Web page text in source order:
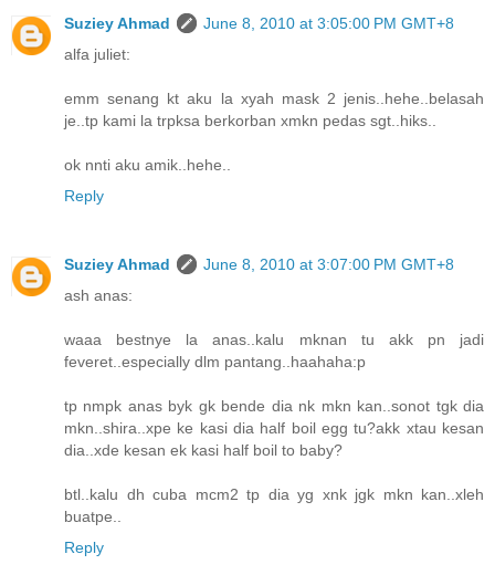
Suziey Ahmad
June 8, 2010 at 3:05:00 PM GMT+8
alfa juliet:
emm senang kt aku la xyah mask 2 jenis..hehe..belasah
je..tp kami la trpksa berkorban xmkn pedas sgt..hiks..
ok nnti aku amik..hehe..
Reply
Suziey Ahmad
June 8, 2010 at 3:07:00 PM GMT+8
ash anas:
waaa bestnye la anas..kalu mknan tu akk pn jadi
feveret..especially dlm pantang..haahaha:p
tp nmpk anas byk gk bende dia nk mkn kan..sonot tgk dia
mkn..shira..xpe ke kasi dia half boil egg tu?akk xtau kesan
dia..xde kesan ek kasi half boil to baby?
btl..kalu dh cuba mcm2 tp dia yg xnk jgk mkn kan..xleh
buatpe..
Reply